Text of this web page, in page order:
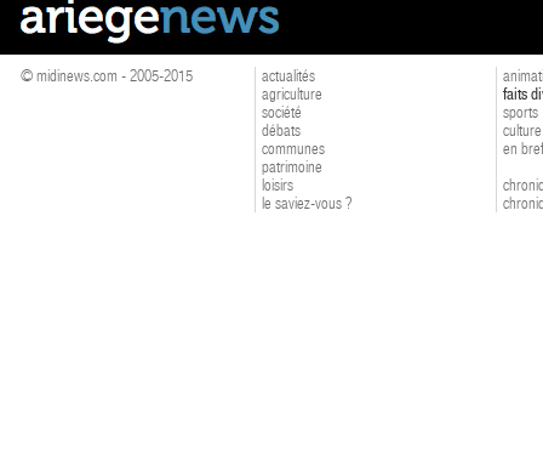
© midinews.com - 2005-2015
actualités
agriculture
société
débats
communes
patrimoine
loisirs
le saviez-vous ?
faits
sports
culture
en bref